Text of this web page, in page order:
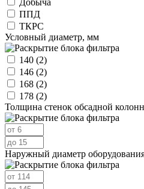
ППД
ТКРС
Условный диаметр, мм
140 (2)
146 (2)
168 (2)
178 (2)
Толщина стенок обсадной
Наружный диаметр